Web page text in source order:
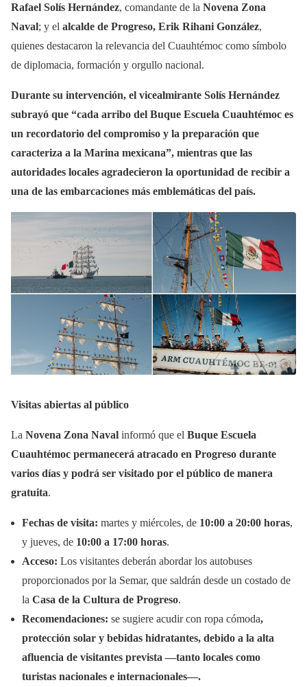
Rafael Solís Hernández, comandante de la Novena Zona
Naval; y el alcalde de Progreso, Erik Rihani González,
quienes destacaron la relevancia del Cuauhtémoc como símbolo
de diplomacia, formación y orgullo nacional.
Durante su intervención, el vicealmirante Solís Hernández
subrayó que “cada arribo del Buque Escuela Cuauhtémoc es
un recordatorio del compromiso y la preparación que
caracteriza a la Marina mexicana”, mientras que las
autoridades locales agradecieron la oportunidad de recibir a
una de las embarcaciones más emblemáticas del país.
Visitas abiertas al público
La Novena Zona Naval informó que el Buque Escuela
Cuauhtémoc permanecerá atracado en Progreso durante
varios días y podrá ser visitado por el público de manera
gratuita.
Fechas de visita: martes y miércoles, de 10:00 a 20:00 horas,
y jueves, de 10:00 a 17:00 horas.
Acceso: Los visitantes deberán abordar los autobuses
proporcionados por la Semar, que saldrán desde un costado de
la Casa de la Cultura de Progreso.
Recomendaciones: se sugiere acudir con ropa cómoda,
protección solar y bebidas hidratantes, debido a la alta
afluencia de visitantes prevista —tanto locales como
turistas nacionales e internacionales—.